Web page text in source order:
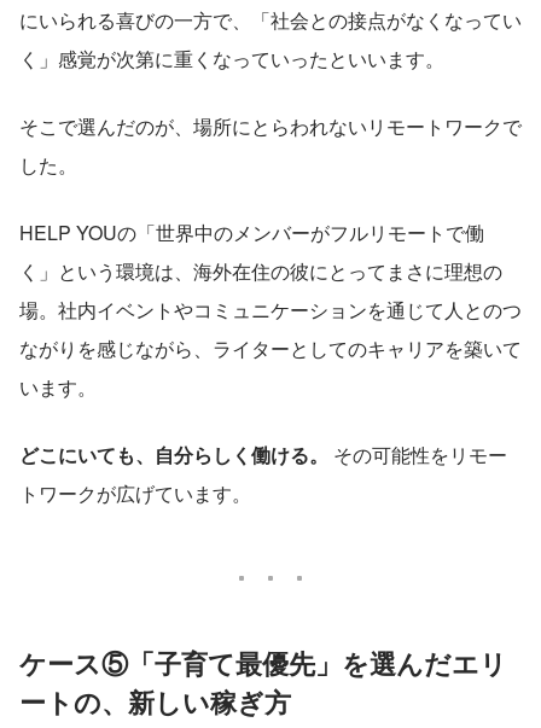
にいられる喜びの一方で、「社会との接点がなくなってい
く」感覚が次第に重くなっていったといいます。
そこで選んだのが、場所にとらわれないリモートワークで
した。
HELP YOUの「世界中のメンバーがフルリモートで働
く」という環境は、海外在住の彼にとってまさに理想の
場。社内イベントやコミュニケーションを通じて人とのつ
ながりを感じながら、ライターとしてのキャリアを築いて
います。
どこにいても、自分らしく働ける。
その可能性をリモー
トワークが広げています。
ケース⑤「子育て最優先」を選んだエリ
ートの、新しい稼ぎ方